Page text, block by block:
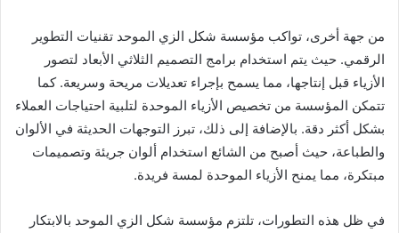
من جهة أخرى، تواكب مؤسسة شكل الزي الموحد تقنيات التطوير
الرقمي. حيث يتم استخدام برامج التصميم الثلاثي الأبعاد لتصور
الأزياء قبل إنتاجها، مما يسمح بإجراء تعديلات مريحة وسريعة. كما
تتمكن المؤسسة من تخصيص الأزياء الموحدة لتلبية احتياجات العملاء
بشكل أكثر دقة. بالإضافة إلى ذلك، تبرز التوجهات الحديثة في الألوان
والطباعة، حيث أصبح من الشائع استخدام ألوان جريئة وتصميمات
مبتكرة، مما يمنح الأزياء الموحدة لمسة فريدة.
في ظل هذه التطورات، تلتزم مؤسسة شكل الزي الموحد بالابتكار